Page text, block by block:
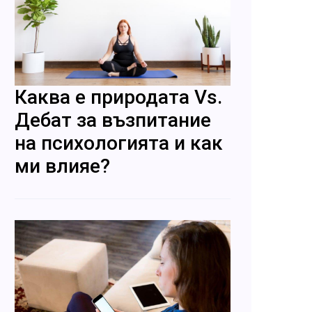
Каква е природата Vs.
Дебат за възпитание
на психологията и как
ми влияе?